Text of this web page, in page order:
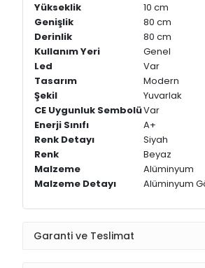
Yükseklik
10 cm
Genişlik
80 cm
Derinlik
80 cm
Kullanım Yeri
Genel
Led
Var
Tasarım
Modern
Şekil
Yuvarlak
CE Uygunluk SembolüVar
Enerji Sınıfı
A+
Renk Detayı
Siyah
Renk
Beyaz
Malzeme
Alüminyum
Malzeme Detayı
Alüminyum
Garanti ve Teslimat